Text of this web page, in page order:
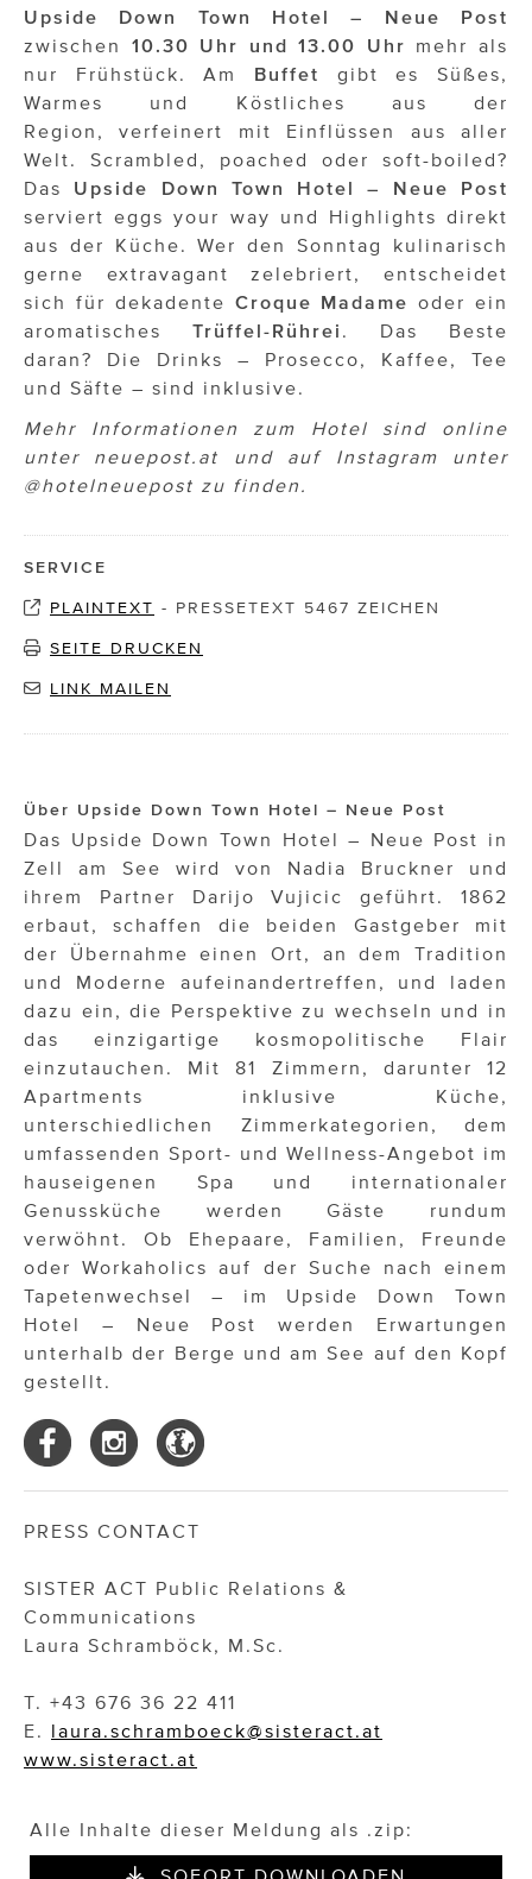
Upside Down Town Hotel – Neue Post
zwischen 10.30 Uhr und 13.00 Uhr
mehr als
nur Frühstück. Am Buffet
gibt es Süßes,
Warmes und Köstliches aus der
Region, verfeinert mit Einflüssen aus aller
Welt. Scrambled, poached oder soft-boiled?
Das Upside Down Town Hotel – Neue Post
serviert eggs your way und Highlights direkt
aus der Küche. Wer den Sonntag kulinarisch
gerne extravagant zelebriert, entscheidet
sich für dekadente Croque Madame oder ein
aromatisches Trüffel-Rührei . Das Beste
daran? Die Drinks – Prosecco, Kaffee, Tee
und Säfte – sind inklusive.
Mehr Informationen zum Hotel sind online
unter neuepost.at und auf Instagram unter
@hotelneuepost zu finden.
SERVICE
PLAINTEXT - PRESSETEXT 5467 ZEICHEN
SEITE DRUCKEN
LINK MAILEN
Über Upside Down Town Hotel – Neue Post
Das Upside Down Town Hotel – Neue Post in
Zell am See wird von Nadia Bruckner und
ihrem Partner Darijo Vujicic geführt. 1862
erbaut, schaffen die beiden Gastgeber mit
der Übernahme einen Ort, an dem Tradition
und Moderne aufeinandertreffen, und laden
dazu ein, die Perspektive zu wechseln und in
das einzigartige kosmopolitische Flair
einzutauchen. Mit 81 Zimmern, darunter 12
Apartments inklusive Küche,
unterschiedlichen Zimmerkategorien, dem
umfassenden Sport- und Wellness-Angebot im
hauseigenen Spa und internationaler
Genussküche werden Gäste rundum
verwöhnt. Ob Ehepaare, Familien, Freunde
oder Workaholics auf der Suche nach einem
Tapetenwechsel – im Upside Down Town
Hotel – Neue Post werden Erwartungen
unterhalb der Berge und am See auf den Kopf
gestellt.
PRESS CONTACT
SISTER ACT Public Relations &
Communications
Laura Schramböck, M.Sc.
T. +43 676 36 22 411
E. laura.schramboeck@sisteract.at
www.sisteract.at
Alle Inhalte dieser Meldung als .zip: